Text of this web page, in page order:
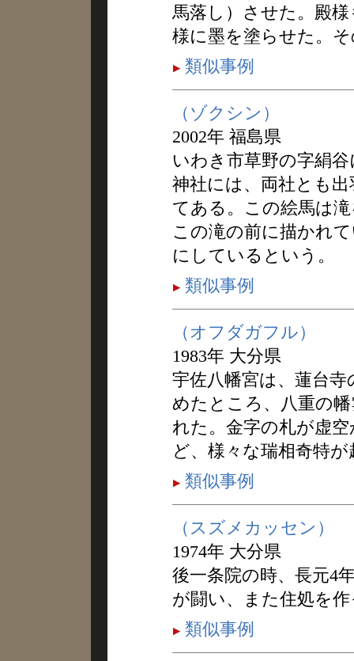
馬落し）させた。殿
様に墨を塗らせた。
類似事例
（ゾクシン）
2002年 福島県
いわき市草野の字絹
神社には、両社とも
てある。この絵馬は
この滝の前に描かれ
にしているという。
類似事例
（オフダガフル）
1983年 大分県
宇佐八幡宮は、蓮台
めたところ、八重の
れた。金字の札が虚
ど、様々な瑞相奇特
類似事例
（スズメカッセン）
1974年 大分県
後一条院の時、長元4
が闘い、また住処を
類似事例